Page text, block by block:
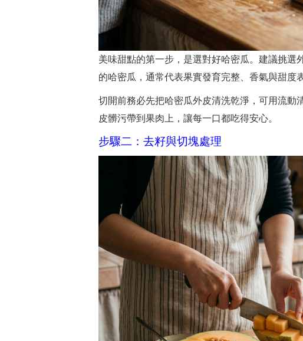
美味甜點的第一步，是選對好哈密瓜。建議挑選
的哈密瓜，通常代表果實發育完整、香氣與甜度
切開前務必先把哈密瓜外皮清洗乾淨，可用流動
皮髒污帶到果肉上，讓每一口都吃得安心。
步驟二：去籽與切塊處理